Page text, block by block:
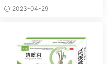
事项2023-04-29